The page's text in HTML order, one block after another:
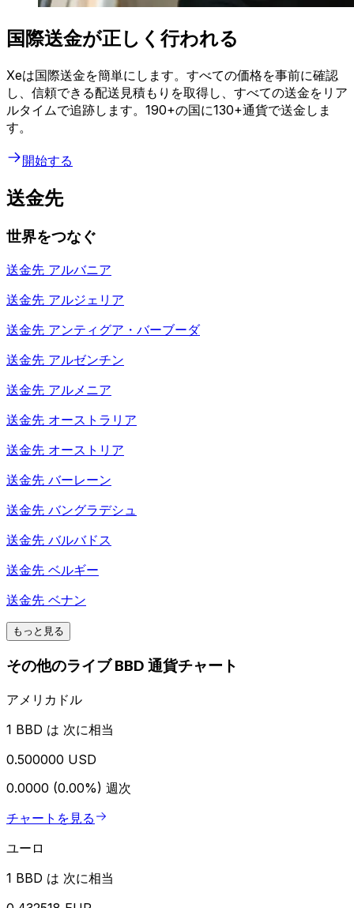
国際送金が正しく行われる
Xeは国際送金を簡単にします。すべての価格を事前に確認
し、信頼できる配送見積もりを取得し、すべての送金をリア
ルタイムで追跡します。190+の国に130+通貨で送金しま
す。
開始する
送金先
世界をつなぐ
送金先 アルバニア
送金先 アルジェリア
送金先 アンティグア・バーブーダ
送金先 アルゼンチン
送金先 アルメニア
送金先 オーストラリア
送金先 オーストリア
送金先 バーレーン
送金先 バングラデシュ
送金先 バルバドス
送金先 ベルギー
送金先 ベナン
もっと見る
その他のライブ BBD 通貨チャート
アメリカドル
1 BBD は 次に相当
0.500000 USD
0.0000 (0.00%) 週次
チャートを見る
ユーロ
1 BBD は 次に相当